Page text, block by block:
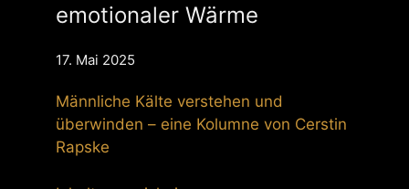
emotionaler Wärme
17. Mai 2025
Männliche Kälte verstehen und
überwinden – eine Kolumne von Cerstin
Rapske